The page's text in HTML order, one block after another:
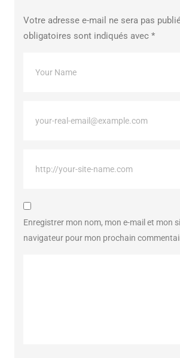
Votre adresse e-mail ne sera pas
obligatoires sont indiqués avec *
Enregistrer mon nom, mon e-mail et mon
navigateur pour mon prochain